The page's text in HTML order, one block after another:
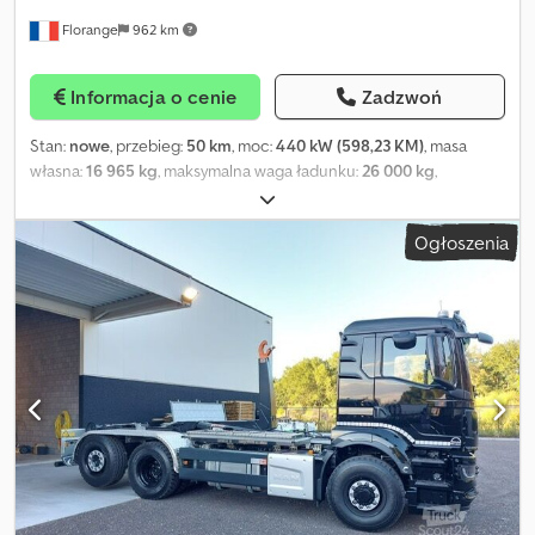
Florange 962 km
Informacja o cenie Zadzwoń
Stan: nowe, przebieg: 50 km, moc:440 kW (598,23 KM), masa
własna:16 965 kg, maksymalna waga ładunku:26 000 kg,
, rozstaw osi:
przekładni:automatyczny, klasa emisji:Euro 6, zawieszenie:stal,
ładowność:9 035 kg
, Wyposażenie:
Bluetooth, centralny zamek, kamera cofania, klimatyzacja,
komputer pokładowy, lodówka, tempomat, żuraw
, • Wywrotka
KH KIPPER 11m3 z dwustronnym wyładunkiem • Skrzynia
paletyzowalna 5,20 x 2,41 x 0,90 • Podłoga HARDOX 6 mm • Burty 4
mm Csdpfx Amox E Sbke Tjrf • Uniwersalna klapa + 2 włazy •
Plandeka ręczna • Żuraw HIAB IX 158 B3 HIDUO • 3 hydrauliczne
przedłużenia • Rotator + chwytak do łyżki • Sterowanie radiowe •
1300 KG na 10,70M • Skrzynki narzędziowe • Hydrauliczna
przystawka mocy • Kamera cofania • Lampy ostrzegawcze LED •
Tylne światła LED • GPS • Podgrzewany fotel • Rozstaw osi 4300mm
Ogłoszenia